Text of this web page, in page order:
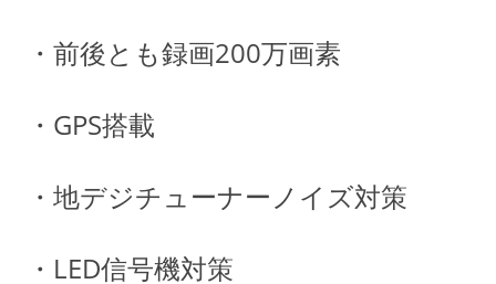
・前後とも録画200万画素
・GPS搭載
・地デジチューナーノイズ対策
・LED信号機対策